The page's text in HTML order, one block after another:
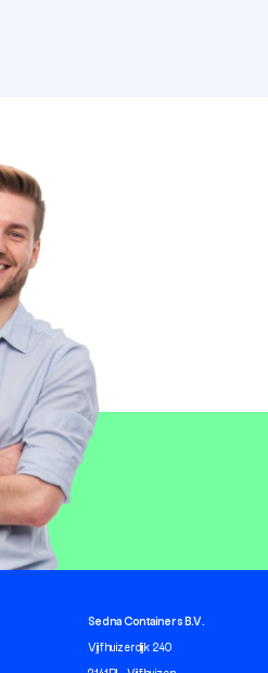
Sedna Containers B.V.
Vijfhuizerdijk 240